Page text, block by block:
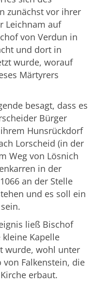
zunächst vor ihrer
Leichnam auf
von Verdun in
und dort in
wurde, worauf
Märtyrers
besagt, dass es
Bürger
Hunsrückdorf
Lorscheid (in der
Weg von Lösnich
in der
an der Stelle
und es soll ein
ließ Bischof
Kapelle
wurde, wohl unter
von Falkenstein, die
erbaut.